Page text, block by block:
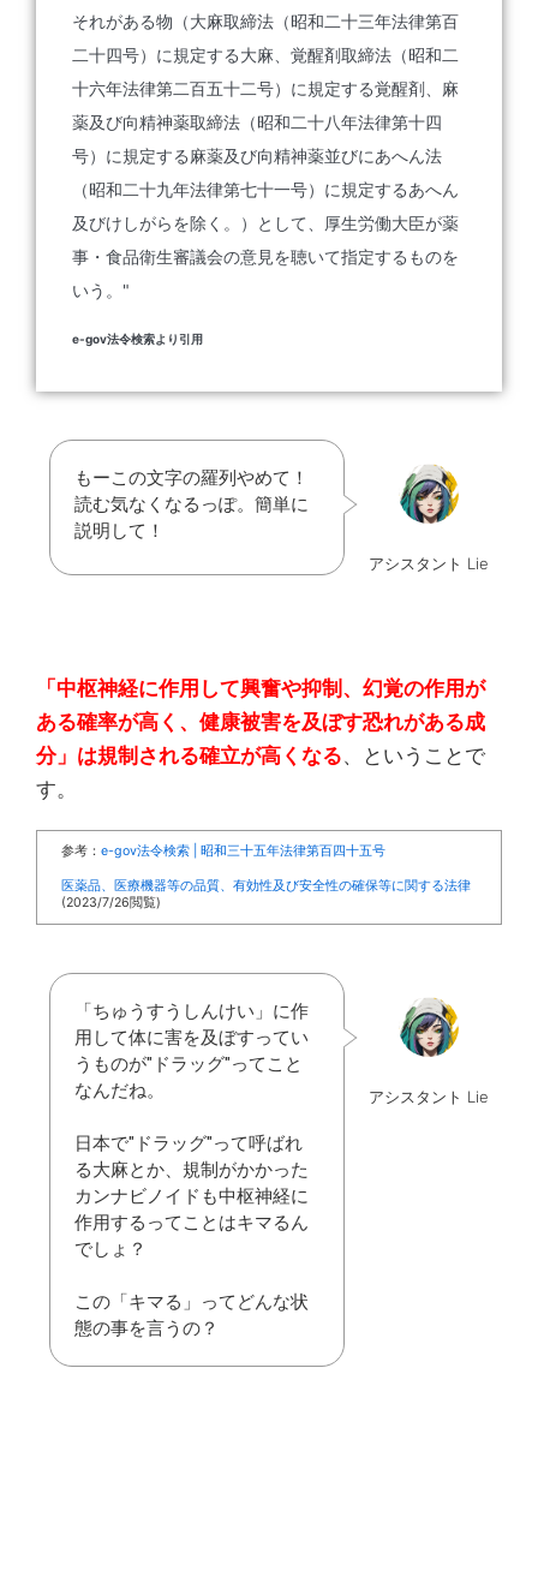
それがある物（大麻取締法（昭和二十三年法律第百
二十四号）に規定する大麻、覚醒剤取締法（昭和二
十六年法律第二百五十二号）に規定する覚醒剤、麻
薬及び向精神薬取締法（昭和二十八年法律第十四
号）に規定する麻薬及び向精神薬並びにあへん法
（昭和二十九年法律第七十一号）に規定するあへん
及びけしがらを除く。）として、厚生労働大臣が薬
事・食品衛生審議会の意見を聴いて指定するものを
いう。"
e-gov法令検索より引用
もーこの文字の羅列やめて！
読む気なくなるっぽ。簡単に
説明して！
アシスタント Lie
「中枢神経に作用して興奮や抑制、幻覚の作用が
ある確率が高く、健康被害を及ぼす恐れがある成
分」は規制される確立が高くなる、ということで
す。
参考： e-gov法令検索 | 昭和三十五年法律第百四十五号
医薬品、医療機器等の品質、有効性及び安全性の確保等に関する法律
(2023/7/26閲覧)
「ちゅうすうしんけい」に作
用して体に害を及ぼすってい
うものが"ドラッグ"ってこと
なんだね。
日本で"ドラッグ"って呼ばれ
る大麻とか、規制がかかった
カンナビノイドも中枢神経に
作用するってことはキマるん
でしょ？
この「キマる」ってどんな状
態の事を言うの？
アシスタント Lie